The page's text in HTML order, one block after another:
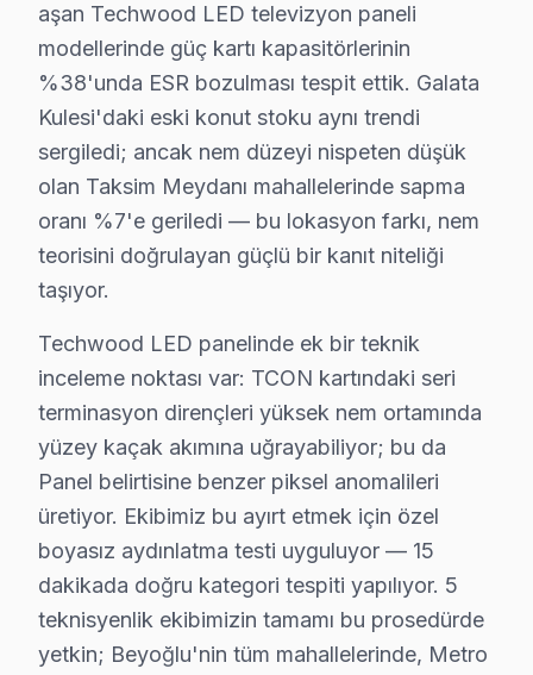
3.Yazılım Sorunu : Cihazın donması veya yanıt
Anakart Arızası
: Görüntüde bozulma veya hiç
5.Ses Problemi: Sesi duyamama veya bozuk ses.
Bu sorunlar, Beyoğlu’ndaki müşterilerin karşılaştığı
Techwood Parça Temini ve Maliyet Gerçekleri
Arap Cami'de Techwood TV Servisi
Asmalı Mescit'te Techwood TV Servisi
Asmalı Mescit, canlı atmosferiyle bilinse de, burada
Bedrettin'de Techwood TV Servisi
Bedrettin mahallesi, farklı kültürleri bir araya
Bereketzade'de Techwood TV Servisi
Bereketzade mahallesi, nostaljik yapılarla dolu bir
Bostan'da Techwood TV Servisi
aşan Techwood LED televizyon paneli
modellerinde güç kartı kapasitörlerinin
%38'unda ESR bozulması tespit ettik. Galata
Kulesi'daki eski konut stoku aynı trendi
sergiledi; ancak nem düzeyi nispeten düşük
olan Taksim Meydanı mahallelerinde sapma
oranı %7'e geriledi — bu lokasyon farkı, nem
teorisini doğrulayan güçlü bir kanıt niteliği
taşıyor.
Techwood LED panelinde ek bir teknik
inceleme noktası var: TCON kartındaki seri
terminasyon dirençleri yüksek nem ortamında
yüzey kaçak akımına uğrayabiliyor; bu da
Panel belirtisine benzer piksel anomalileri
üretiyor. Ekibimiz bu ayırt etmek için özel
boyasız aydınlatma testi uyguluyor — 15
dakikada doğru kategori tespiti yapılıyor. 5
teknisyenlik ekibimizin tamamı bu prosedürde
yetkin; Beyoğlu'nin tüm mahallelerinde, Metro